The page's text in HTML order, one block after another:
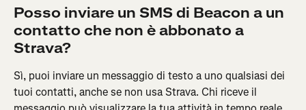
Posso inviare un SMS di Beacon a un
contatto che non è abbonato a
Strava?
Sì, puoi inviare un messaggio di testo a uno qualsiasi dei
tuoi contatti, anche se non usa Strava. Chi riceve il